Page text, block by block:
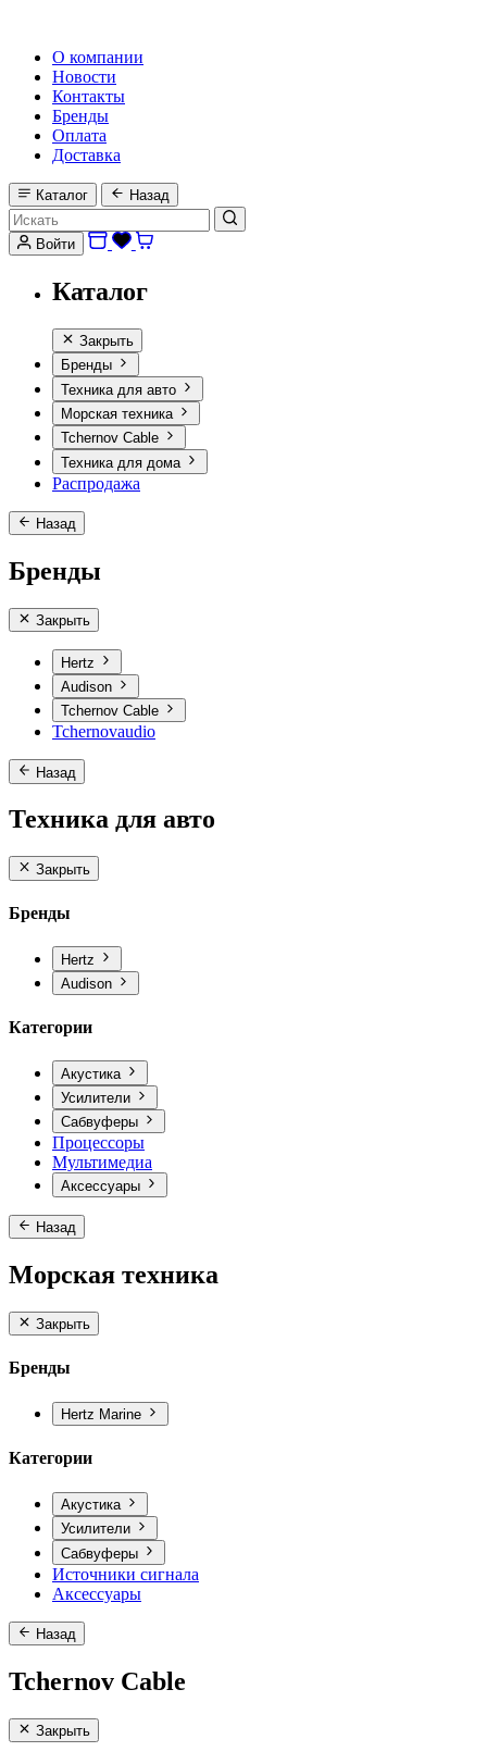
О компании
Новости
Контакты
Бренды
Оплата
Доставка
Каталог Назад
Войти
Каталог
Закрыть
Бренды
Техника для авто
Морская техника
Tchernov Cable
Техника для дома
Распродажа
Назад
Бренды
Закрыть
Hertz
Audison
Tchernov Cable
Tchernovaudio
Назад
Техника для авто
Закрыть
Бренды
Hertz
Audison
Категории
Акустика
Усилители
Сабвуферы
Процессоры
Мультимедиа
Аксессуары
Назад
Морская техника
Закрыть
Бренды
Hertz Marine
Категории
Акустика
Усилители
Сабвуферы
Источники сигнала
Аксессуары
Назад
Tchernov Cable
Закрыть